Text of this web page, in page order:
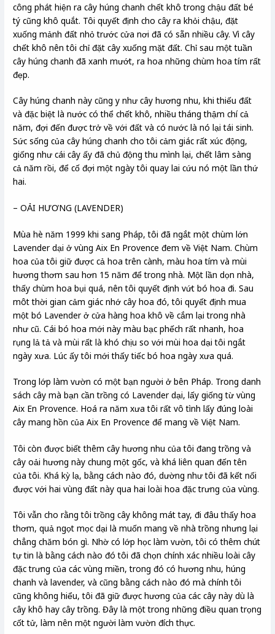
công phát hiện ra cây húng chanh chết khô trong chậu đất bé
tý cũng khô quắt. Tôi quyết định cho cây ra khỏi chậu, đặt
xuống mảnh đất nhỏ trước cửa nơi đã có sẵn nhiều cây. Vì cây
chết khô nên tôi chỉ đặt cây xuống mặt đất. Chỉ sau một tuần
cây húng chanh đã xanh mướt, ra hoa những chùm hoa tím rất
đẹp.
Cây húng chanh này cũng y như cây hương nhu, khi thiếu đất
và đặc biệt là nước có thể chết khô, nhiều tháng thậm chí cả
năm, đợi đến được trở về với đất và có nước là nó lại tái sinh.
Sức sống của cây húng chanh cho tôi cảm giác rất xúc động,
giống như cái cây ấy đã chủ động thu mình lại, chết lâm sàng
cả năm rồi, để cố đợi một ngày tôi quay lai cứu nó một lần thứ
hai.
– OẢI HƯƠNG (LAVENDER)
Mùa hè năm 1999 khi sang Pháp, tôi đã ngắt một chùm lớn
Lavender dại ở vùng Aix En Provence đem về Việt Nam. Chùm
hoa của tôi giữ được cả hoa trên cành, màu hoa tím và mùi
hương thơm sau hơn 15 năm để trong nhà. Một lần dọn nhà,
thấy chùm hoa bụi quá, nên tôi quyết định vứt bó hoa đi. Sau
môt thời gian cảm giác nhớ cây hoa đó, tôi quyết định mua
một bó Lavender ở cửa hàng hoa khô về cắm lại trong nhà
như cũ. Cái bó hoa mới này màu bạc phếch rất nhanh, hoa
rụng lả tả và mùi rất là khó chịu so với mùi hoa dại tôi ngắt
ngày xưa. Lúc ấy tôi mới thấy tiếc bó hoa ngày xưa quá.
Trong lớp làm vườn có một bạn người ở bên Pháp. Trong danh
sách cây mà bạn cần trồng có Lavender dại, lấy giống từ vùng
Aix En Provence. Hoá ra năm xưa tôi rất vô tình lấy đúng loài
cây mang hồn của Aix En Provence để mang về Việt Nam.
Tôi còn được biết thêm cây hương nhu của tôi đang trồng và
cây oải hương này chung một gốc, và khá liên quan đến tên
của tôi. Khá kỳ lạ, bằng cách nào đó, dường như tôi đã kết nối
được với hai vùng đất này qua hai loài hoa đặc trưng của vùng.
Tôi vẫn cho rằng tôi trồng cây không mát tay, đi đâu thấy hoa
thơm, quả ngọt mọc dại là muốn mang về nhà trồng nhưng lại
chẳng chăm bón gì. Nhờ có lớp học làm vườn, tôi có thêm chút
tự tin là bằng cách nào đó tôi đã chọn chính xác nhiều loài cây
đặc trưng của các vùng miền, trong đó có hương nhu, húng
chanh và lavender, và cũng bằng cách nào đó mà chính tôi
cũng không hiểu, tôi đã giữ được hương của các cây này dù là
cây khô hay cây trồng. Đây là một trong những điều quan trọng
cốt tử, làm nên một người làm vườn đích thực.